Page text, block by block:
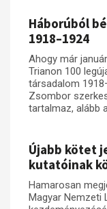
Háborúból
1918–1924
Ahogy már
Trianon 100
társadalom
Zsombor
tartalmaz, alább
Újabb kötet
kutatóinak
Hamarosan
Magyar Nemzeti